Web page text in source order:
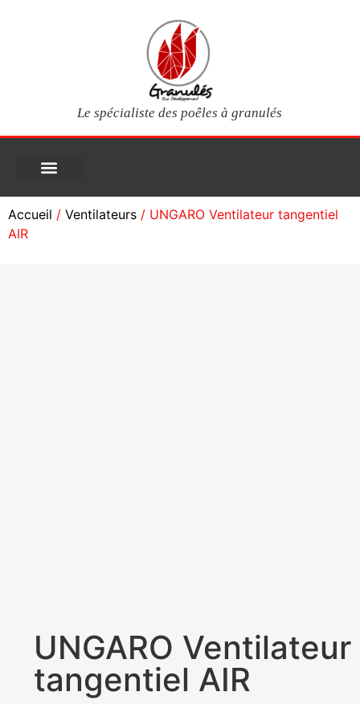
Le spécialiste des poêles à granulés
Accueil / Ventilateurs / UNGARO Ventilateur tangentiel
AIR
UNGARO Ventilateur
tangentiel AIR